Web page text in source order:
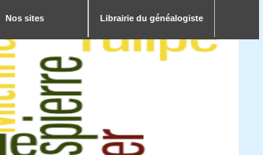
Nos sites Librairie du généalogiste